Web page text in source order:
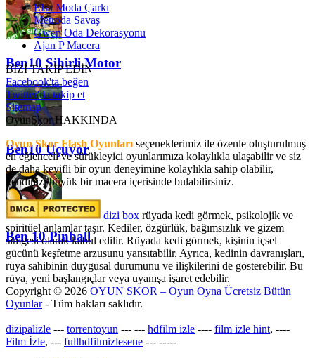
Ben10 Sihirli Motor
Ben10 Uçuyor
Ben 10 Pinball
Elsa Moda Çarkı
Metroda Savaş
Gwen Oda Dekorasyonu
Ajan P Macera
BİZİ TAKİP EDİN
Facebook'ta beğen
Twitter'da takip et
Sitemap
OyunSkor HAKKINDA
Oyun Skor Flash Oyunları seçeneklerimiz ile özenle oluşturulmuş
en eğlenceli ve sürükleyici oyunlarımıza kolaylıkla ulaşabilir ve siz
de daha keyifli bir oyun deneyimine kolaylıkla sahip olabilir,
kendinizi büyük bir macera içerisinde bulabilirsiniz.
dizi box rüyada kedi görmek​, psikolojik ve
spiritüel anlamlar taşır. Kediler, özgürlük, bağımsızlık ve gizem
simgesi olarak kabul edilir. Rüyada kedi görmek, kişinin içsel
gücünü keşfetme arzusunu yansıtabilir. Ayrıca, kedinin davranışları,
rüya sahibinin duygusal durumunu ve ilişkilerini de gösterebilir. Bu
rüya, yeni başlangıçlar veya uyanışa işaret edebilir.
Copyright © 2026 OYUN SKOR – Oyun Oyna Ücretsiz Bütün
Oyunlar- Tüm hakları saklıdır.
dizipalizle --- torrentoyun --- --- hdfilm izle ---- film izle hint, ----
Film İzle, --- fullhdfilmizlesene --- -----